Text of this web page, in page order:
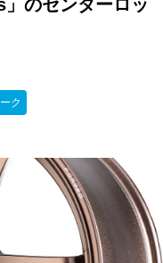
のセンターロッ
ク